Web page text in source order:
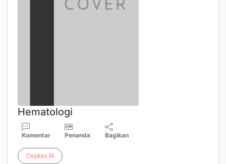
Hematologi
Komentar Penanda Bagikan
Depkes RI